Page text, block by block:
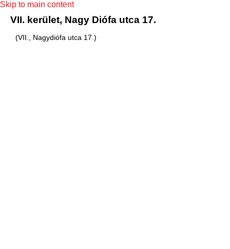
Skip to main content
VII. kerület, Nagy Diófa utca 17.
(VII., Nagydiófa utca 17.)